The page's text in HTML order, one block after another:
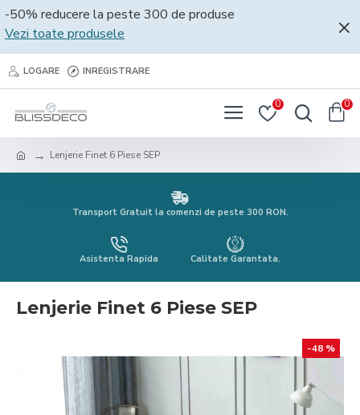
-50% reducere la peste 300 de produse
Vezi toate produsele
LOGARE INREGISTRARE
0 0
Lenjerie Finet 6 Piese SEP
Transport Gratuit la comenzi de peste 300 RON.
Asistenta Rapida Calitate Garantata.
Lenjerie Finet 6 Piese SEP
-48 %